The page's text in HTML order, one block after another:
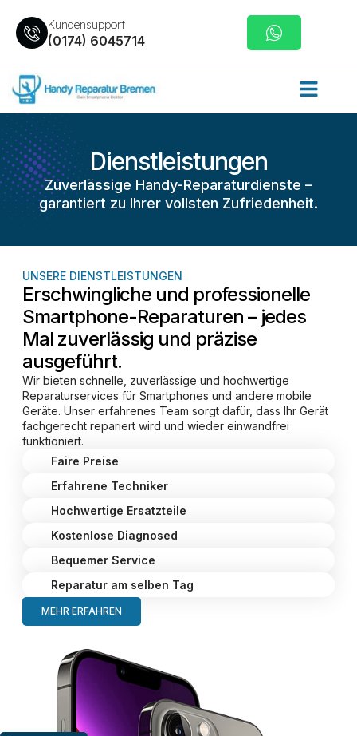
Kundensupport
(0174) 6045714
Dienstleistungen
Zuverlässige Handy-Reparaturdienste –
garantiert zu Ihrer vollsten Zufriedenheit.
UNSERE DIENSTLEISTUNGEN
Erschwingliche und professionelle
Smartphone-Reparaturen – jedes
Mal zuverlässig und präzise
ausgeführt.
Wir bieten schnelle, zuverlässige und hochwertige
Reparaturservices für Smartphones und andere mobile
Geräte. Unser erfahrenes Team sorgt dafür, dass Ihr Gerät
fachgerecht repariert wird und wieder einwandfrei
funktioniert.
Faire Preise
Erfahrene Techniker
Hochwertige Ersatzteile
Kostenlose Diagnosed
Bequemer Service
Reparatur am selben Tag
MEHR ERFAHREN